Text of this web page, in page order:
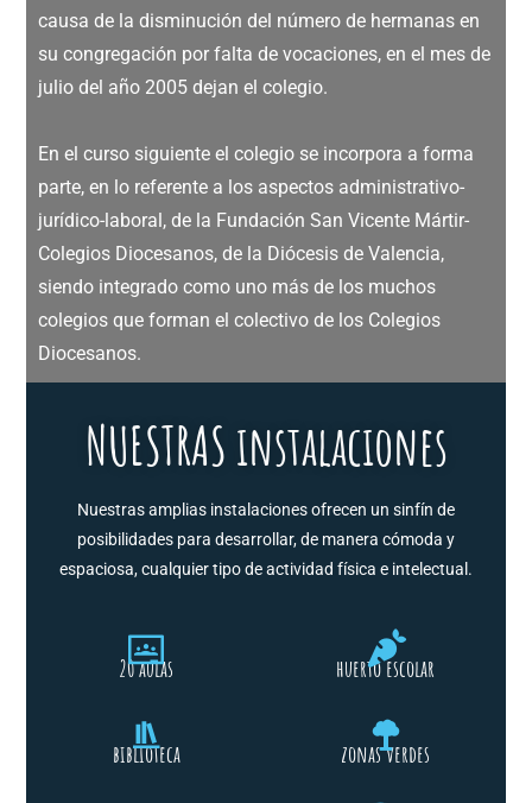
causa de la disminución del número de hermanas en
su congregación por falta de vocaciones, en el mes de
julio del año 2005 dejan el colegio.
En el curso siguiente el colegio se incorpora a forma
parte, en lo referente a los aspectos administrativo-
jurídico-laboral, de la Fundación San Vicente Mártir-
Colegios Diocesanos, de la Diócesis de Valencia,
siendo integrado como uno más de los muchos
colegios que forman el colectivo de los Colegios
Diocesanos.
NUESTRAS instalaciones
Nuestras amplias instalaciones ofrecen un sinfín de
posibilidades para desarrollar, de manera cómoda y
espaciosa, cualquier tipo de actividad física e intelectual.
20 aulas
biblioteca
huerto escolar
zonas verdes